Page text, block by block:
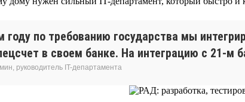
году по требованию государства мы
в своем банке. На интеграцию с 21-м
руководитель IT-департамента